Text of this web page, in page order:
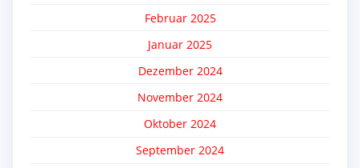
Februar 2025
Januar 2025
Dezember 2024
November 2024
Oktober 2024
September 2024